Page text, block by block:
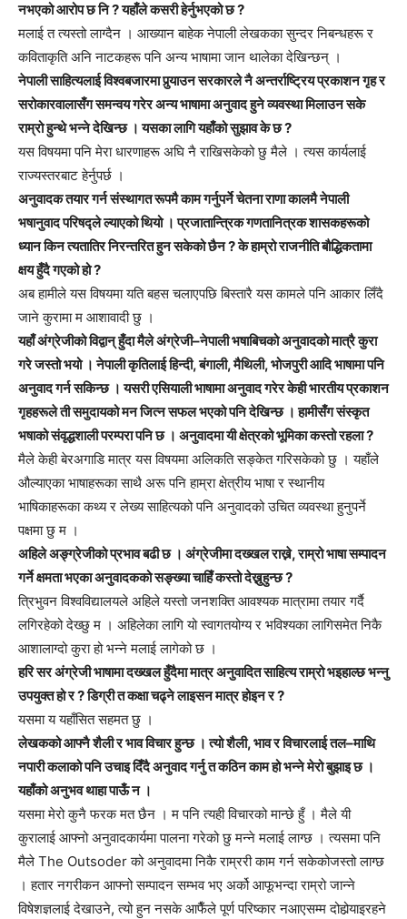
नभएको आरोप छ नि ? यहाँले कसरी हेर्नुभएको छ ?
मलाई त त्यस्तो लाग्दैन । आख्यान बाहेक नेपाली लेखकका सुन्दर निबन्धहरू र
कविताकृति अनि नाटकहरू पनि अन्य भाषामा जान थालेका देखिन्छन् ।
नेपाली साहित्यलाई विश्वबजारमा पुर्‍याउन सरकारले नै अन्तर्राष्ट्रिय प्रकाशन गृह र
सरोकारवालासँग समन्वय गरेर अन्य भाषामा अनुवाद हुने व्यवस्था मिलाउन सके
राम्रो हुन्थे भन्ने देखिन्छ । यसका लागि यहाँको सुझाव के छ ?
यस विषयमा पनि मेरा धारणाहरू अघि नै राखिसकेको छु मैले । त्यस कार्यलाई
राज्यस्तरबाट हेर्नुपर्छ ।
अनुवादक तयार गर्न संस्थागत रूपमै काम गर्नुपर्ने चेतना राणा कालमै नेपाली
भषानुवाद परिषद्ले ल्याएको थियो । प्रजातान्त्रिक गणतानित्रक शासकहरूको
ध्यान किन त्यतातिर निरन्तरित हुन सकेको छैन ? के हाम्रो राजनीति बौद्धिकतामा
क्षय हुँदै गएको हो ?
अब हामीले यस विषयमा यति बहस चलाएपछि बिस्तारै यस कामले पनि आकार लिँदै
जाने कुरामा म आशावादी छु ।
यहाँ अंग्रेजीको विद्वान् हुँदा मैले अंग्रेजी–नेपाली भषाबिचको अनुवादको मात्रै कुरा
गरे जस्तो भयो । नेपाली कृतिलाई हिन्दी, बंगाली, मैथिली, भोजपुरी आदि भाषामा पनि
अनुवाद गर्न सकिन्छ । यसरी एसियाली भाषामा अनुवाद गरेर केही भारतीय प्रकाशन
गृहहरूले ती समुदायको मन जित्न सफल भएको पनि देखिन्छ । हामीसँग संस्कृत
भषाको संवृद्धशाली परम्परा पनि छ । अनुवादमा यी क्षेत्रको भूमिका कस्तो रहला ?
मैले केही बेरअगाडि मात्र यस विषयमा अलिकति सङ्केत गरिसकेको छु । यहाँले
औल्याएका भाषाहरूका साथै अरू पनि हाम्रा क्षेत्रीय भाषा र स्थानीय
भाषिकाहरूका कथ्य र लेख्य साहित्यको पनि अनुवादको उचित व्यवस्था हुनुपर्ने
पक्षमा छु म ।
अहिले अङ्ग्रेजीको प्रभाव बढी छ । अंग्रेजीमा दख्खल राख्ने, राम्रो भाषा सम्पादन
गर्ने क्षमता भएका अनुवादकको सङ्ख्या चाहिँ कस्तो देख्नुहुन्छ ?
त्रिभुवन विश्वविद्यालयले अहिले यस्तो जनशक्ति आवश्यक मात्रामा तयार गर्दै
लगिरहेको देख्छु म । अहिलेका लागि यो स्वागतयोग्य र भविश्यका लागिसमेत निकै
आशालाग्दो कुरा हो भन्ने मलाई लागेको छ ।
हरि सर अंग्रेजी भाषामा दख्खल हुँदैमा मात्र अनुवादित साहित्य राम्रो भइहाल्छ भन्नु
उपयुक्त हो र ? डिग्री त कक्षा चढ्ने लाइसन मात्र होइन र ?
यसमा य यहाँसित सहमत छु ।
लेखकको आफ्नै शैली र भाव विचार हुन्छ । त्यो शैली, भाव र विचारलाई तल–माथि
नपारी कलाको पनि उचाइ दिँदै अनुवाद गर्नु त कठिन काम हो भन्ने मेरो बुझाइ छ ।
यहाँको अनुभव थाहा पाऊँ न ।
यसमा मेरो कुनै फरक मत छैन । म पनि त्यही विचारको मान्छे हुँ । मैले यी
कुरालाई आफ्नो अनुवादकार्यमा पालना गरेको छु मन्ने मलाई लाग्छ । त्यसमा पनि
मैले The Outsoder को अनुवादमा निकै राम्ररी काम गर्न सकेकोजस्तो लाग्छ
। हतार नगरीकन आफ्नो सम्पादन सम्भव भए अर्को आफूभन्दा राम्रो जान्ने
विषेशज्ञलाई देखाउने, त्यो हुन नसके आफैँले पूर्ण परिष्कार नआएसम्म दोहोर्‍याइरहने